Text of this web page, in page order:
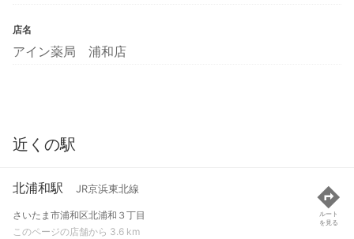
店名
アイン薬局 浦和店
近くの駅
北浦和駅 JR京浜東北線
さいたま市浦和区北浦和３丁目
このページの店舗から 3.6 km
ルート
を見る